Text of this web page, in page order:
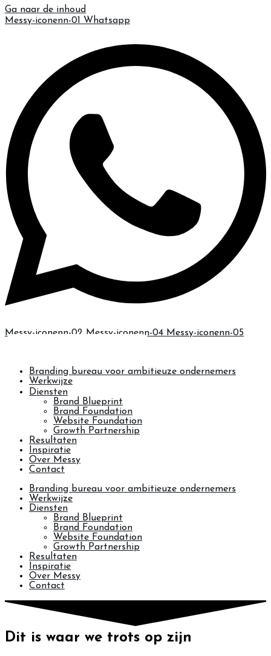
Ga naar de inhoud
Messy-iconenn-01 Whatsapp
Messy-iconenn-02 Messy-iconenn-04 Messy-iconenn-05
Branding bureau voor ambitieuze ondernemers
Werkwijze
Diensten
Brand Blueprint
Brand Foundation
Website Foundation
Growth Partnership
Resultaten
Inspiratie
Over Messy
Contact
Branding bureau voor ambitieuze ondernemers
Werkwijze
Diensten
Brand Blueprint
Brand Foundation
Website Foundation
Growth Partnership
Resultaten
Inspiratie
Over Messy
Contact
Dit is waar we trots op zijn